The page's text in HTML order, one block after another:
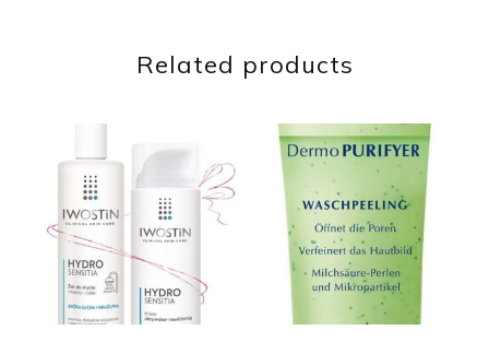
Related products